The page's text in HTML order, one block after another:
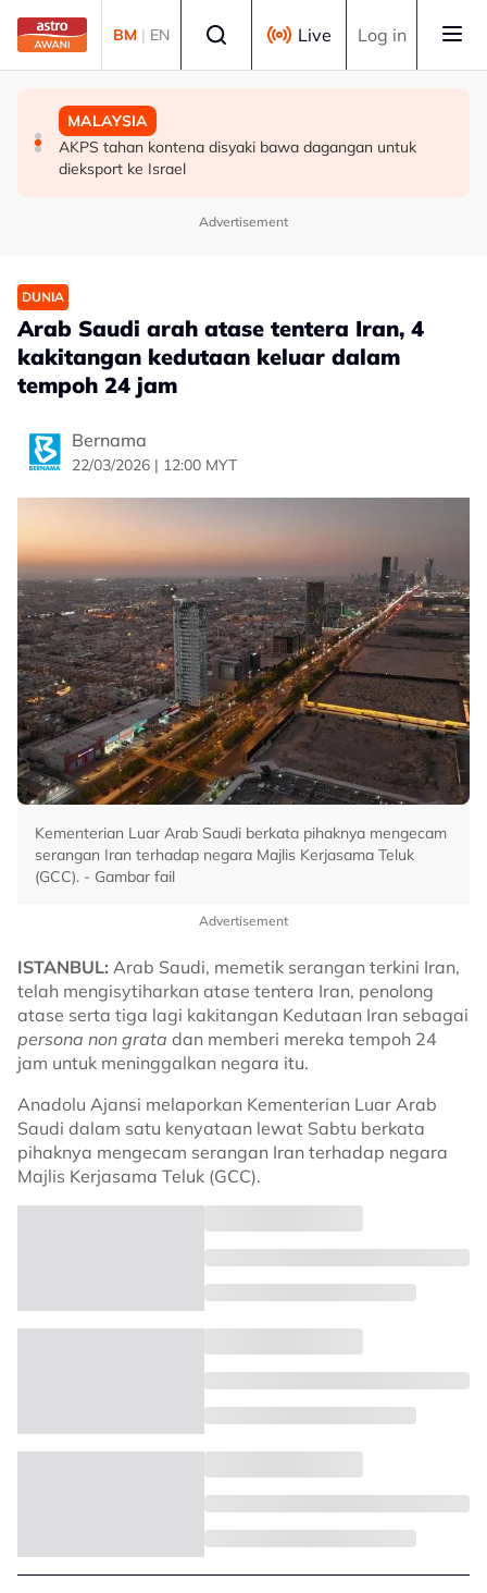
Skip to main content
BM | EN Live Log in
DUNIA
Tentera Israel serbu Tebing Barat, peneroka serang
rumah rakyat Palestin
MALAYSIA
Tindakan AKPS sita kontena bawa muatan ke Israel
bukti ketegasan Malaysia - PM Anwar
MALAYSIA
AKPS tahan kontena disyaki bawa dagangan untuk
dieksport ke Israel
Advertisement
DUNIA
Arab Saudi arah atase tentera Iran, 4
kakitangan kedutaan keluar dalam
tempoh 24 jam
Bernama
22/03/2026 | 12:00 MYT
Kementerian Luar Arab Saudi berkata pihaknya mengecam
serangan Iran terhadap negara Majlis Kerjasama Teluk
(GCC). - Gambar fail
Advertisement
ISTANBUL: Arab Saudi, memetik serangan terkini Iran,
telah mengisytiharkan atase tentera Iran, penolong
atase serta tiga lagi kakitangan Kedutaan Iran sebagai
persona non grata dan memberi mereka tempoh 24
jam untuk meninggalkan negara itu.
Anadolu Ajansi melaporkan Kementerian Luar Arab
Saudi dalam satu kenyataan lewat Sabtu berkata
pihaknya mengecam serangan Iran terhadap negara
Majlis Kerjasama Teluk (GCC).